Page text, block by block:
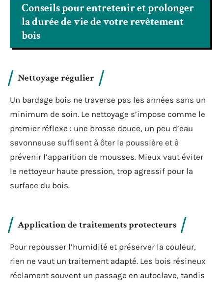
Conseils pour entretenir et prolonger
la durée de vie de votre revêtement
bois
Nettoyage régulier
Un bardage bois ne traverse pas les années sans un
minimum de soin. Le nettoyage s’impose comme le
premier réflexe : une brosse douce, un peu d’eau
savonneuse suffisent à ôter la poussière et à
prévenir l’apparition de mousses. Mieux vaut éviter
le nettoyeur haute pression, trop agressif pour la
surface du bois.
Application de traitements protecteurs
Pour repousser l’humidité et préserver la couleur,
rien ne vaut un traitement adapté. Les bois résineux
réclament souvent un passage en autoclave, tandis